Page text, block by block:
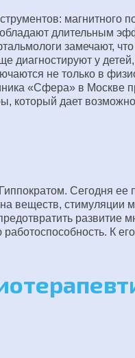
магнитного
длительным
замечают,
диагностируют у
не только в
«Сфера» в Москве
который дает
Сегодня ее
веществ, стимуляции
развитие
К